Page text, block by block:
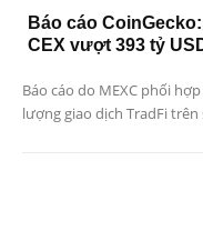
Báo cáo
CEX vượt 393 tỷ
Báo cáo do MEXC phối
lượng giao dịch TradFi